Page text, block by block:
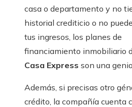
casa o departamento y no
historial crediticio o no
tus ingresos, los planes de
financiamiento inmobiliario
Casa Express son una
Además, si precisas otro
crédito, la compañía cuenta